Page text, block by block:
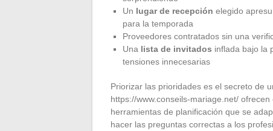
Un lugar de recepción elegido
para la temporada
Proveedores contratados sin una
Una lista de invitados inflada bajo la
tensiones innecesarias
Priorizar las prioridades es el secreto de
https://www.conseils-mariage.net/ ofrecen
herramientas de planificación que se
hacer las preguntas correctas a los